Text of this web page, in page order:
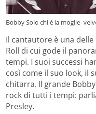
Bobby Solo chi è la moglie-
Il cantautore è una
Roll di cui gode il
tempi. I suoi successi
così come il suo look, il
chitarra. Il grande
rock di tutti i tempi:
Presley.